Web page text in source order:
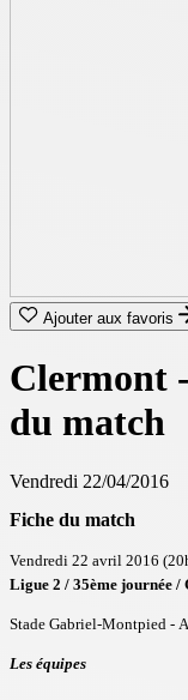
Ajouter aux favoris
Clermont
du match
Vendredi 22/04/2016
Fiche du match
Vendredi 22 avril 2016
Ligue 2 / 35ème journée /
Stade Gabriel-Montpied -
Les équipes